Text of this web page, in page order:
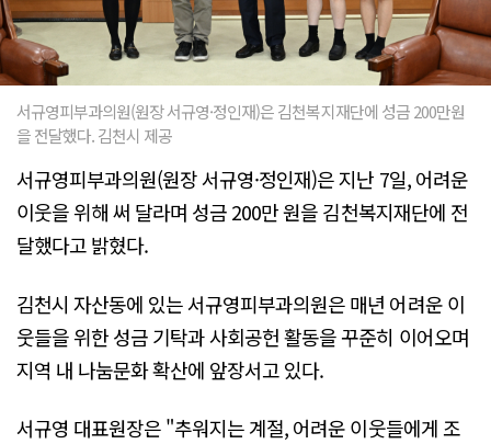
서규영피부과의원(원장 서규영·정인재)은 김천복지재단에 성금 200만원
을 전달했다. 김천시 제공
서규영피부과의원(원장 서규영·정인재)은 지난 7일, 어려운
이웃을 위해 써 달라며 성금 200만 원을 김천복지재단에 전
달했다고 밝혔다.
김천시 자산동에 있는 서규영피부과의원은 매년 어려운 이
웃들을 위한 성금 기탁과 사회공헌 활동을 꾸준히 이어오며
지역 내 나눔문화 확산에 앞장서고 있다.
서규영 대표원장은 "추워지는 계절, 어려운 이웃들에게 조